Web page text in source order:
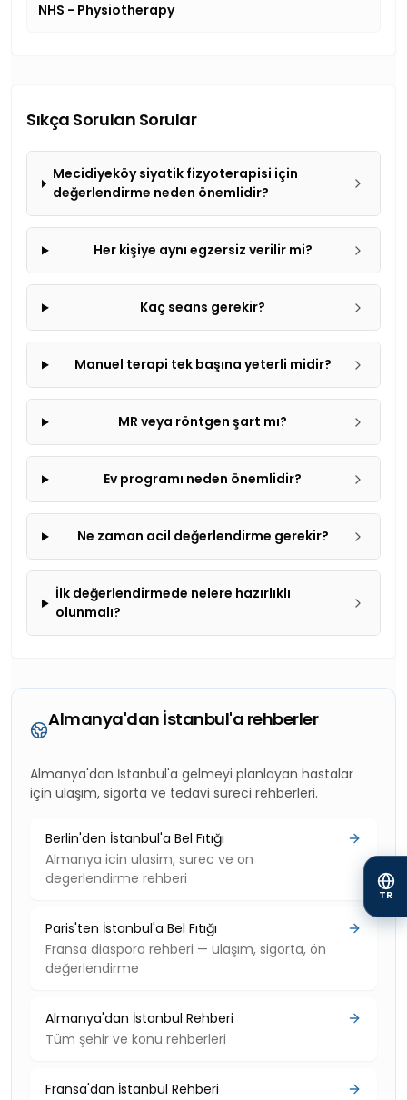
NHS - Physiotherapy
Sıkça Sorulan Sorular
Mecidiyeköy siyatik fizyoterapisi için
değerlendirme neden önemlidir?
Her kişiye aynı egzersiz verilir mi?
Kaç seans gerekir?
Manuel terapi tek başına yeterli midir?
MR veya röntgen şart mı?
Ev programı neden önemlidir?
Ne zaman acil değerlendirme gerekir?
İlk değerlendirmede nelere hazırlıklı
olunmalı?
Almanya'dan İstanbul'a rehberler
Almanya'dan İstanbul'a gelmeyi planlayan hastalar
için ulaşım, sigorta ve tedavi süreci rehberleri.
Berlin'den İstanbul'a Bel Fıtığı
Almanya icin ulasim, surec ve on
degerlendirme rehberi
Paris'ten İstanbul'a Bel Fıtığı
Fransa diaspora rehberi — ulaşım, sigorta, ön
değerlendirme
Almanya'dan İstanbul Rehberi
Tüm şehir ve konu rehberleri
Fransa'dan İstanbul Rehberi
TR